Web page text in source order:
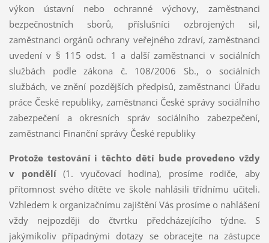
výkon ústavní nebo ochranné výchovy, zaměstnanci
bezpečnostních sborů, příslušníci ozbrojených sil,
zaměstnanci orgánů ochrany veřejného zdraví, zaměstnanci
uvedení v § 115 odst. 1 a další zaměstnanci v sociálních
službách podle zákona č. 108/2006 Sb., o sociálních
službách, ve znění pozdějších předpisů, zaměstnanci Úřadu
práce České republiky, zaměstnanci České správy sociálního
zabezpečení a okresních správ sociálního zabezpečení,
zaměstnanci Finanční správy České republiky
Protože testování i těchto dětí bude provedeno vždy
v pondělí(1. vyučovací hodina), prosíme rodiče, aby
přítomnost svého dítěte ve škole nahlásili třídnímu učiteli.
Vzhledem k organizačnímu zajištění Vás prosíme o nahlášení
vždy nejpozději do čtvrtku předcházejícího týdne. S
jakýmikoliv případnými dotazy se obracejte na zástupce